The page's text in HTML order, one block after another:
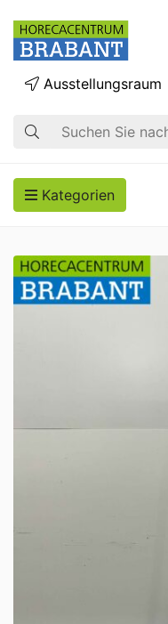
Suche
Ausstellungsraum
Kategorien